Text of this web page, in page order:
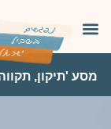
מסע 'תיקון,